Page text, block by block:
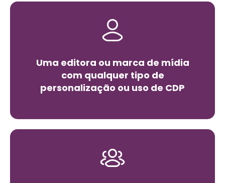
Uma editora ou marca de mídia
com qualquer tipo de
personalização ou uso de CDP